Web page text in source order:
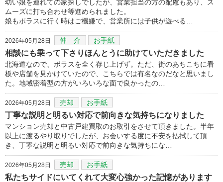
幼い娘を連れての家探しでしたが、営業担当の方の配慮もあり、ス
ムーズに打ち合わせ等進められました。
娘もポラスに行く時はご機嫌で、営業所には子供が遊べる…
2026年05月28日 仲 介 お手紙
相談にも乗って下さりほんとうに助けていただきました
北海道なので、ポラスを全く存じ上げず。ただ、街のあちこちに看
板や店舗を見かけていたので、こちらでは有名なのだなと思いまし
た。地域密着型の方がいろいろな面で良かったの…
2026年05月28日 売却 お手紙
丁寧な説明と明るい対応で前向きな気持ちになりました
マンション売却と中古戸建買取のお取引をさせて頂きました。半年
以上に渡るやり取りでしたが、お会いする度に不安を払拭して頂
き、丁寧な説明と明るい対応で前向きな気持ちにな…
2026年05月28日 売却 お手紙
私たちサイドにいてくれて大変心強かった記憶があります